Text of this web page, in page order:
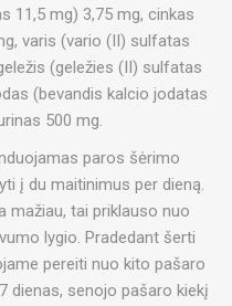
11,5 mg) 3,75 mg, cinkas
varis (vario (II) sulfatas
(geležies (II) sulfatas
(bevandis kalcio jodatas
500 mg.
paros šėrimo
į du maitinimus per dieną.
mažiau, tai priklauso nuo
lygio. Pradedant šerti
pereiti nuo kito pašaro
dienas, senojo pašaro kiekį